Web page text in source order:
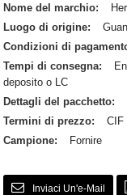
Nome del marchio:
Luogo di origine:
Condizioni di
Tempi di consegna:
deposito o LC
Dettagli del pacchetto:
Termini di prezzo:
CIF
Campione:
Fornire
Inviaci Un'e-Mail